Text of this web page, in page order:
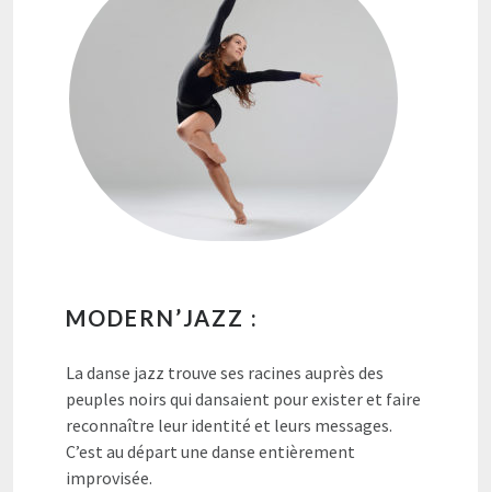
MODERN’JAZZ :
La danse jazz trouve ses racines auprès des
peuples noirs qui dansaient pour exister et faire
reconnaître leur identité et leurs messages.
C’est au départ une danse entièrement
improvisée.